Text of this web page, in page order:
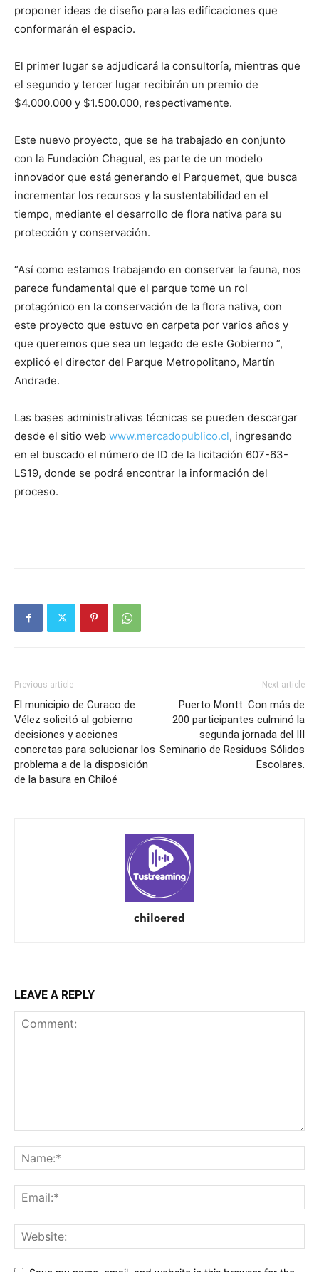
proponer ideas de diseño para las edificaciones que
conformarán el espacio.
El primer lugar se adjudicará la consultoría, mientras que
el segundo y tercer lugar recibirán un premio de
$4.000.000 y $1.500.000, respectivamente.
Este nuevo proyecto, que se ha trabajado en conjunto
con la Fundación Chagual, es parte de un modelo
innovador que está generando el Parquemet, que busca
incrementar los recursos y la sustentabilidad en el
tiempo, mediante el desarrollo de flora nativa para su
protección y conservación.
“Así como estamos trabajando en conservar la fauna, nos
parece fundamental que el parque tome un rol
protagónico en la conservación de la flora nativa, con
este proyecto que estuvo en carpeta por varios años y
que queremos que sea un legado de este Gobierno ”,
explicó el director del Parque Metropolitano, Martín
Andrade.
Las bases administrativas técnicas se pueden descargar
desde el sitio web www.mercadopublico.cl, ingresando
en el buscado el número de ID de la licitación 607-63-
LS19, donde se podrá encontrar la información del
proceso.
Previous article
El municipio de Curaco de
Vélez solicitó al gobierno
decisiones y acciones
concretas para solucionar los
problema a de la disposición
de la basura en Chiloé
Next article
Puerto Montt: Con más de
200 participantes culminó la
segunda jornada del III
Seminario de Residuos Sólidos
Escolares.
chiloered
LEAVE A REPLY